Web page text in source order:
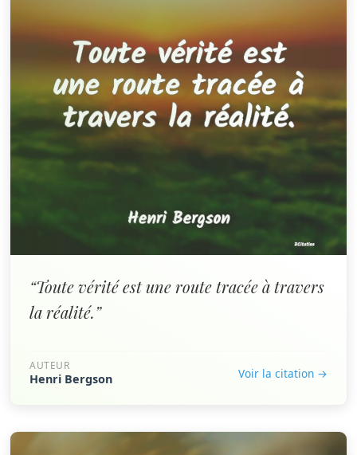
“Toute vérité est une route tracée à travers
la réalité.”
AUTEUR
Henri Bergson Voir la citation →